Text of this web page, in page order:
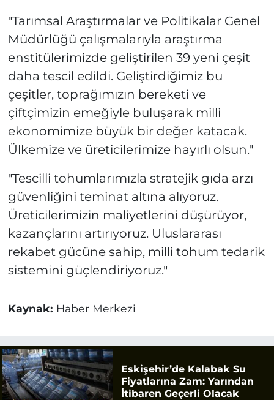
"Tarımsal Araştırmalar ve Politikalar Genel
Müdürlüğü çalışmalarıyla araştırma
enstitülerimizde geliştirilen 39 yeni çeşit
daha tescil edildi. Geliştirdiğimiz bu
çeşitler, toprağımızın bereketi ve
çiftçimizin emeğiyle buluşarak milli
ekonomimize büyük bir değer katacak.
Ülkemize ve üreticilerimize hayırlı olsun."
"Tescilli tohumlarımızla stratejik gıda arzı
güvenliğini teminat altına alıyoruz.
Üreticilerimizin maliyetlerini düşürüyor,
kazançlarını artırıyoruz. Uluslararası
rekabet gücüne sahip, milli tohum tedarik
sistemini güçlendiriyoruz."
Kaynak: Haber Merkezi
Eskişehir’de Kalabak Su
Fiyatlarına Zam: Yarından
İtibaren Geçerli Olacak